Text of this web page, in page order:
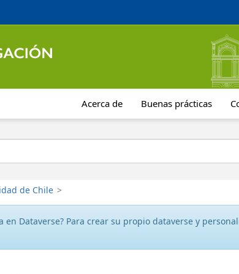
Acerca de Buenas prácticas
de Chile >
en Dataverse? Para crear su propio dataverse y